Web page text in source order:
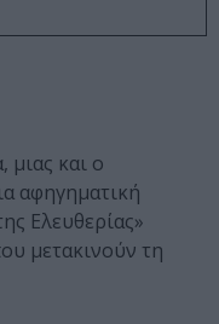
μιας και ο
αφηγηματική
Ελευθερίας»
μετακινούν τη